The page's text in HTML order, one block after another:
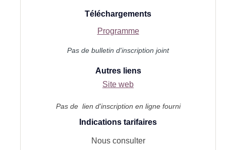
Téléchargements
Programme
Pas de bulletin d'inscription joint
Autres liens
Site web
Pas de lien d'inscription en ligne fourni
Indications tarifaires
Nous consulter